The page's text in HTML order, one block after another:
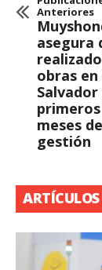
Anteriores
asegura
obras en
Salvador
meses de
gestión